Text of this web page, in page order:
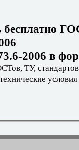
2006 в
ТУ,
условия